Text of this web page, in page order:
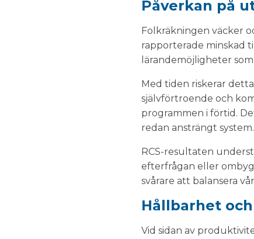
Påverkan på
Folkräkningen väcker
rapporterade minskad
lärandemöjligheter
Med tiden riskerar
självförtroende och
programmen i förtid.
redan ansträngt system.
RCS-resultaten
efterfrågan eller
svårare att balansera
Hållbarhet
Vid sidan av